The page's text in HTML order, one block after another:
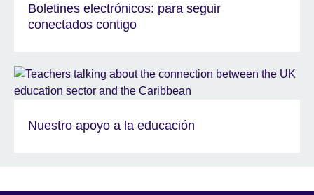
Boletines electrónicos: para seguir
conectados contigo
Nuestro apoyo a la educación